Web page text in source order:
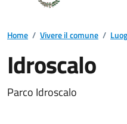
Home / Vivere il comune /
Idroscalo
Parco Idroscalo